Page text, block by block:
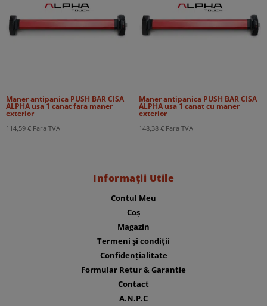
Maner antipanica PUSH BAR CISA
ALPHA usa 1 canat fara maner
exterior
114,59 € Fara TVA
Maner antipanica PUSH BAR CISA
ALPHA usa 1 canat cu maner
exterior
148,38 € Fara TVA
Informații Utile
Contul Meu
Coș
Magazin
Termeni și condiții
Confidențialitate
Formular Retur & Garantie
Contact
A.N.P.C